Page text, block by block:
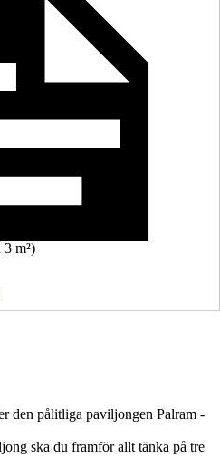
3 m²)
den pålitliga paviljongen Palram -
ska du framför allt tänka på tre